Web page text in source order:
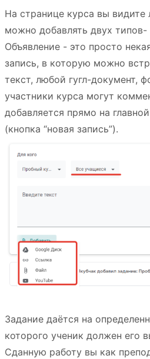
На странице курса вы видите
можно добавлять двух типов-
Объявление - это просто
запись, в которую можно
текст, любой гугл-документ,
участники курса могут
добавляется прямо на
(кнопка “новая запись”).
Задание даётся на
которого ученик должен его
Сданную работу вы как